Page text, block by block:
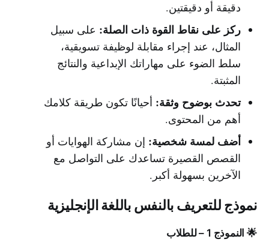
دقيقة أو دقيقتين.
ركز على نقاط القوة ذات الصلة: على سبيل
المثال، عند إجراء مقابلة لوظيفة تسويقية،
سلط الضوء على مهاراتك الإبداعية والنتائج
المثبتة.
تحدث بوضوح وثقة: أحيانًا تكون طريقة كلامك
أهم من المحتوى.
أضف لمسة شخصية: إن مشاركة الهوايات أو
القصص القصيرة تساعدك على التواصل مع
الآخرين بسهولة أكبر.
نموذج للتعريف بالنفس باللغة الإنجليزية
🌟 النموذج 1 – للطلاب